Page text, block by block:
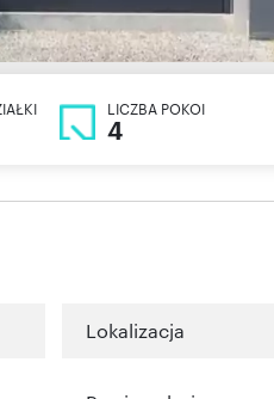
LICZBA POKOI
4
Lokalizacja